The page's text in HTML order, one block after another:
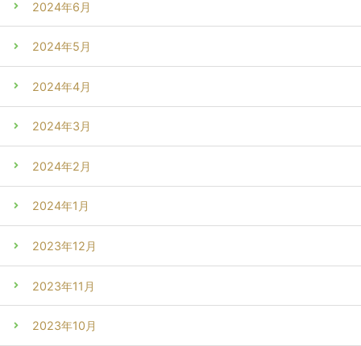
2024年6月
2024年5月
2024年4月
2024年3月
2024年2月
2024年1月
2023年12月
2023年11月
2023年10月